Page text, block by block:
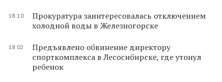
18:10
Прокуратура заинтересовалась отключением
холодной воды в Железногорске
18:02
Предъявлено обвинение директору
спорткомплекса в Лесосибирске, где утонул
ребенок